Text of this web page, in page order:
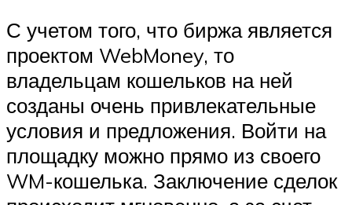
С учетом того, что биржа является
проектом WebMoney, то
владельцам кошельков на ней
созданы очень привлекательные
условия и предложения. Войти на
площадку можно прямо из своего
WM-кошелька. Заключение сделок